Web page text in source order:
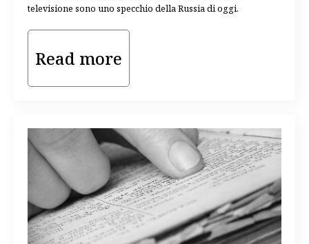
televisione sono uno specchio della Russia di oggi.
Read more